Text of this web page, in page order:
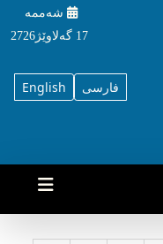
شه‌ممه‌
17 گه‌لاوێژ2726
English فارسی